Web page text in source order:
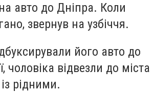
авто до Дніпра. Коли
звернув на узбіччя.
його авто до
чоловіка відвезли до міста
рідними.